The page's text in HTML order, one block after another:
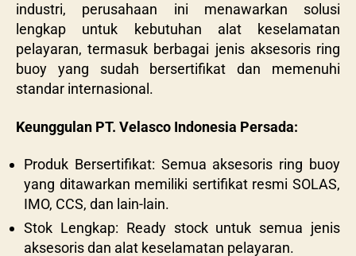
industri, perusahaan ini menawarkan solusi
lengkap untuk kebutuhan alat keselamatan
pelayaran, termasuk berbagai jenis aksesoris ring
buoy yang sudah bersertifikat dan memenuhi
standar internasional.
Keunggulan PT. Velasco Indonesia Persada:
Produk Bersertifikat: Semua aksesoris ring buoy
yang ditawarkan memiliki sertifikat resmi SOLAS,
IMO, CCS, dan lain-lain.
Stok Lengkap: Ready stock untuk semua jenis
aksesoris dan alat keselamatan pelayaran.